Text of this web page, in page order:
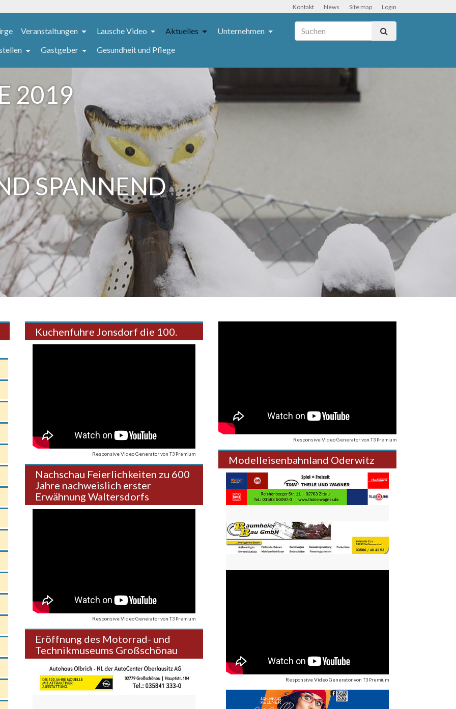
Kontakt News Site map Login
Veranstaltungen Lausche Video Aktuelles
Unternehmen
Gastgeber Gesundheit und Pflege
2019
SPANNEND
Kuchenfuhre Jonsdorf die 100.
Responsive Video Generatorvon T3 Premium
Nachschau Feierlichkeiten zu 600
Jahre nachweislich erster
Erwähnung Waltersdorfs
Responsive Video Generatorvon T3 Premium
Eröffnung des Motorrad- und
Technikmuseums Großschönau
Responsive Video Generatorvon T3 Premium
Modelleisenbahnland Oderwitz
Responsive Video Generatorvon T3 Premium